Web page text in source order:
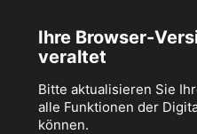
Ihre Browser-
veraltet
Bitte aktualisieren Sie
alle Funktionen der
können.